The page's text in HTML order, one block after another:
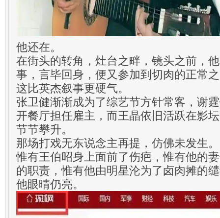
他还在。
在街头的转角，灶台之畔，镜头之前，
事，言毕回身，便又参加到切肉的正常
这比英杰叙事更硬气。
张卫健渐渐成为了综艺节方针常客，谢
开餐厅担任雇主，而王晶依旧活跃在影
节节攀升。
那场打戏无东说念主再提，仿佛未发生。
惟有王伯昭身上面前了伤疤，惟有他的
的职责，惟有他由明星沦为了卤肉摊的
他眼晴仍亮。